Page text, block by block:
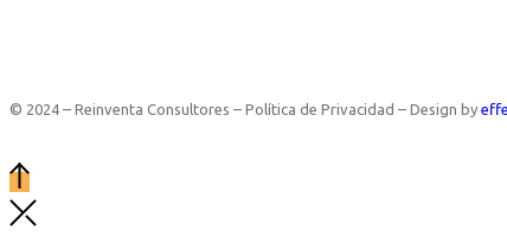
© 2024 – Reinventa Consultores – Política de Privacidad – Design by